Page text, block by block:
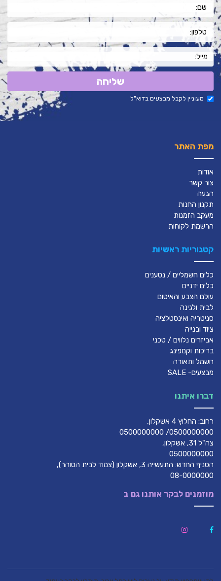
שליחה
מעוניין לקבל מבצעים בדוא"ל
מפת האתר
אודות
צור קשר
הגעה
תקנון החנות
מעקב הזמנות
הרשמת לקוחות
קטגוריות ראשיות
כלים חשמליים / נטענים
כלים ידניים
עולם הצבע והאיטום
לבית ולגינה
סניטריה ואינסטלציה
ציוד ובנייה
אביזרים נלווים / טכני
בריכות וקמפינג
חשמל ותאורה
מבצעים- SALE
דברו איתנו
רחוב: החלוץ 4 אשקלון,
0500000000/ 0500000000
צה"ל 31, אשקלון,
0500000000
הסניף החדש: התעשייה 3, אשקלון (צמוד לבית הסוהר),
08-0000000
מוזמנים לבקר אותנו גם ב